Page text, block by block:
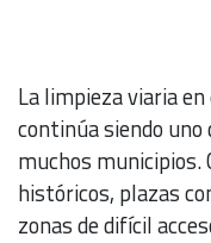
La limpieza viaria
continúa siendo
muchos municipios.
históricos, plazas
zonas de difícil